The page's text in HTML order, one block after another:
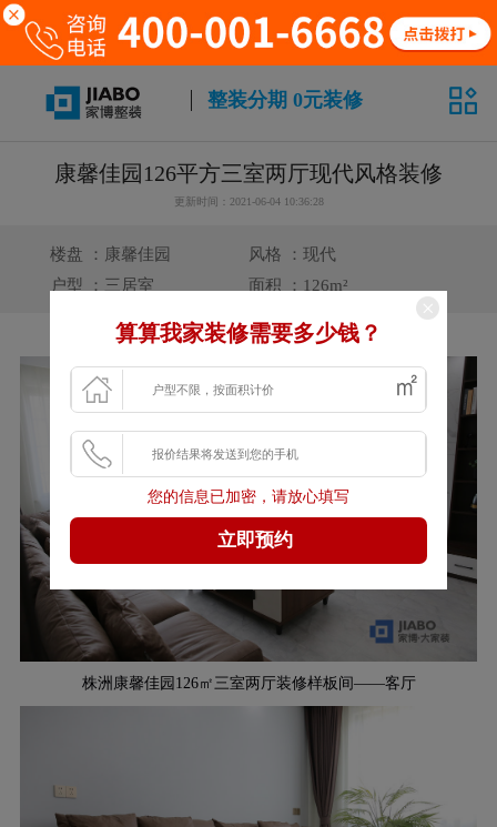
整装分期 0元装修
康馨佳园126平方三室两厅现代风格装修
更新时间：2021-06-04 10:36:28
楼盘 ：康馨佳园
风格 ：现代
户型 ：三居室
面积 ：126m²
株洲康馨佳园126㎡三室两厅装修样板间——客厅
算算我家装修需要多少钱？
您的信息已加密，请放心填写